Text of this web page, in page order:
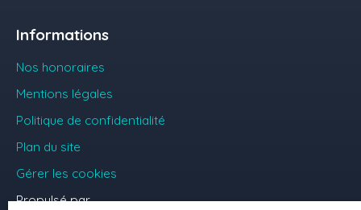
Informations
Nos honoraires
Mentions légales
Politique de confidentialité
Plan du site
Gérer les cookies
Propulsé par